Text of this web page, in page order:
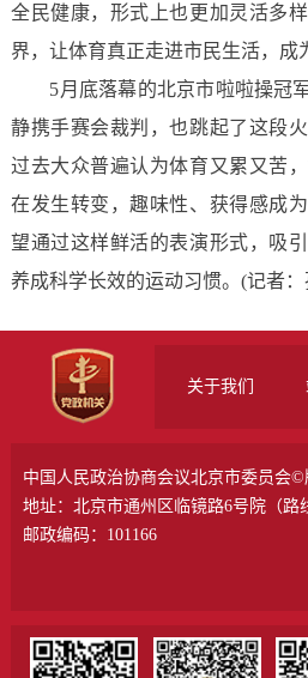
全民健康，形式上也更加灵活多
界，让体育真正走进市民生活，成
5月底落幕的北京市啦啦操冠
静携手赛会裁判，也跳起了这段
过去大众普遍认为体育又累又苦
在发生转变，趣味性、获得感成
望通过这样鲜活的表演形式，吸
养成科学长效的运动习惯。 (记者
关于我们
中国人民政治协商会议北京市委员会©
地址：北京市通州区临镜路6号院（路
邮政编码：101166